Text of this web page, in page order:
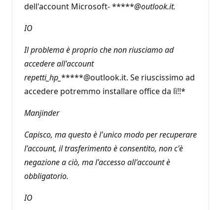
dell'account Microsoft- *****@outlook.it.
IO
Il problema è proprio che non riusciamo ad
accedere all'account
repetti_hp_ *****@outlook.it. Se riuscissimo ad
accedere potremmo installare office da lì!!*
Manjinder
Capisco, ma questo è l'unico modo per recuperare
l'account, il trasferimento è consentito, non c'è
negazione a ciò, ma l'accesso all'account è
obbligatorio.
IO